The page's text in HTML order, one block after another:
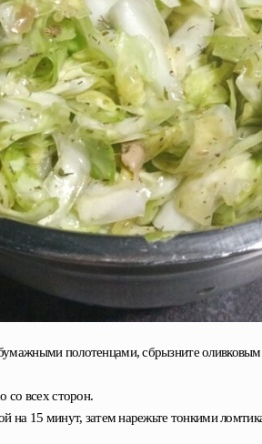
полотенцами, сбрызните
со всех сторон.
на 15 минут, затем нарежьте тонкими